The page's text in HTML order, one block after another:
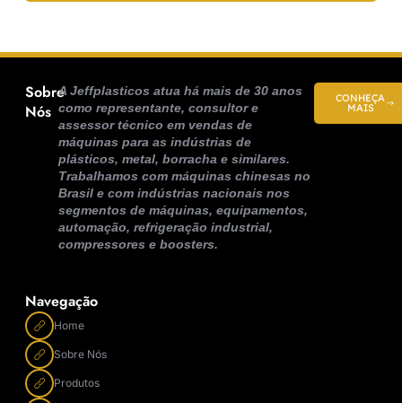
Sobre
Nós
A Jeffplasticos atua há mais de 30 anos
como representante, consultor e
assessor técnico em vendas de
máquinas para as indústrias de
plásticos, metal, borracha e similares.
Trabalhamos com máquinas chinesas no
Brasil e com indústrias nacionais nos
segmentos de máquinas, equipamentos,
automação, refrigeração industrial,
compressores e boosters.
CONHEÇA
MAIS
Navegação
Home
Sobre Nós
Produtos